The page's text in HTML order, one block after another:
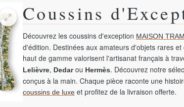
Coussins
Découvrez les coussins d'exception MAISON
d'édition. Destinées aux amateurs d'objets rares
haut de gamme valorisent l'artisanat français à
Lelièvre, Dedarou Hermès. Découvrez notre
conçus à la main. Chaque pièce raconte une
coussins de luxe et profitez de la livraison offerte.